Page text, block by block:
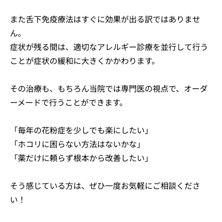
また舌下免疫療法はすぐに効果が出る訳ではありませ
ん。
症状が残る間は、適切なアレルギー診療を並行して行う
ことが症状の緩和に大きくかかわります。
その治療も、もちろん当院では専門医の視点で、オーダ
ーメードで行うことができます。
「毎年の花粉症を少しでも楽にしたい」
「ホコリに困らない方法はないかな」
「薬だけに頼らず根本から改善したい」
そう感じている方は、ぜひ一度お気軽にご相談くださ
い！